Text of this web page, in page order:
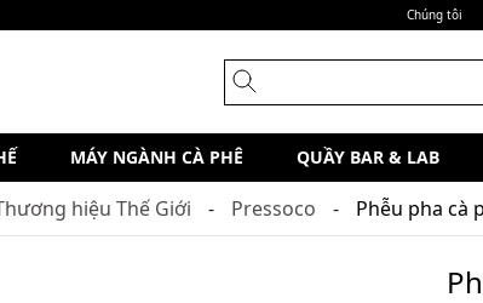
Chúng tôi
MÁY NGÀNH CÀ PHÊ QUẦY BAR & LAB
hiệu Thế Giới Pressoco Phễu pha cà